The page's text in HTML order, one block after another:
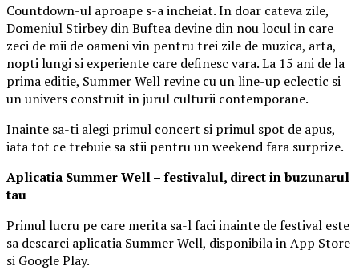
Countdown-ul aproape s-a incheiat. In doar cateva zile,
Domeniul Stirbey din Buftea devine din nou locul in care
zeci de mii de oameni vin pentru trei zile de muzica, arta,
nopti lungi si experiente care definesc vara. La 15 ani de la
prima editie, Summer Well revine cu un line-up eclectic si
un univers construit in jurul culturii contemporane.
Inainte sa-ti alegi primul concert si primul spot de apus,
iata tot ce trebuie sa stii pentru un weekend fara surprize.
Aplicatia Summer Well– festivalul, direct in buzunarul
tau
Primul lucru pe care merita sa-l faci inainte de festival este
sa descarci aplicatia Summer Well, disponibila in App Store
si Google Play.